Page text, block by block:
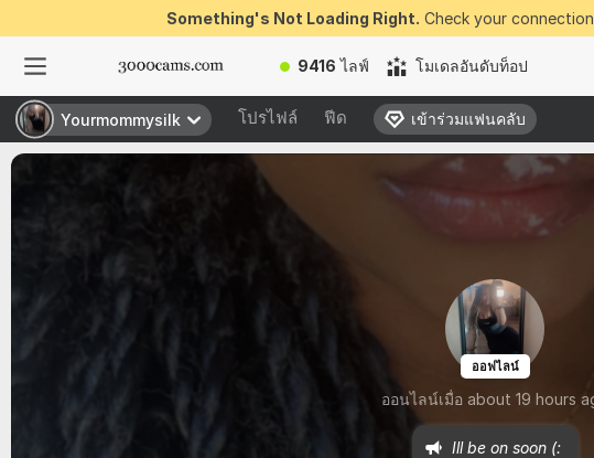
Something's Not Loading Right. Check your
9416 ไลฟ์ โมเดลอันดับท็อป
Yourmommysilk โปรไฟล์ ฟีด เข้าร่วมแฟนคลับ
Yourmommysilk เข้าร่วมแฟนคลับ
ออฟไลน์
ออนไลน์เมื่อ about 19 hours
Ill be on soon (: